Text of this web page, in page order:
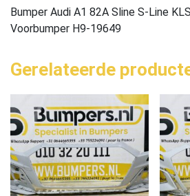
Bumper Audi A1 82A Sline S-Line
Voorbumper H9-19649
Gerelateerde